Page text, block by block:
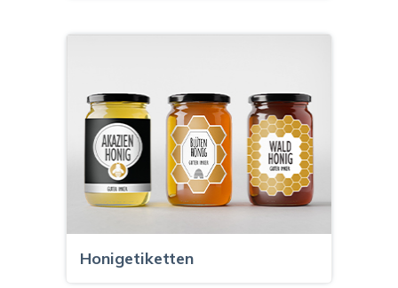
Honigetiketten